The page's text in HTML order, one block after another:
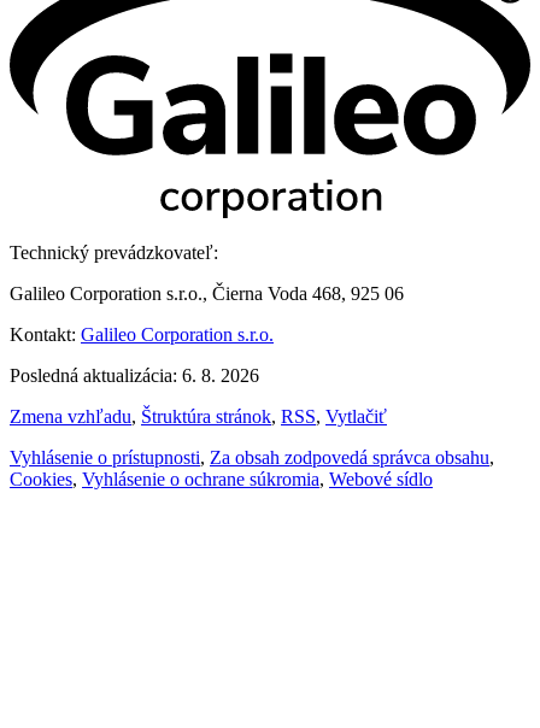
Technický prevádzkovateľ:
Galileo Corporation s.r.o., Čierna Voda 468, 925 06
Kontakt: Galileo Corporation s.r.o.
Posledná aktualizácia: 6. 8. 2026
Zmena vzhľadu, Štruktúra stránok, RSS, Vytlačiť
Vyhlásenie o prístupnosti, Za obsah zodpovedá správca obsahu,
Cookies, Vyhlásenie o ochrane súkromia, Webové sídlo